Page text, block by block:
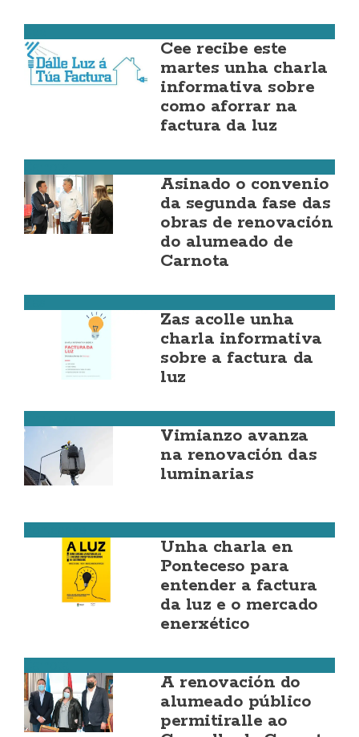
Cee recibe este
martes unha charla
informativa sobre
como aforrar na
factura da luz
Asinado o convenio
da segunda fase das
obras de renovación
do alumeado de
Carnota
Zas acolle unha
charla informativa
sobre a factura da
luz
Vimianzo avanza
na renovación das
luminarias
Unha charla en
Ponteceso para
entender a factura
da luz e o mercado
enerxético
A renovación do
alumeado público
permitiralle ao